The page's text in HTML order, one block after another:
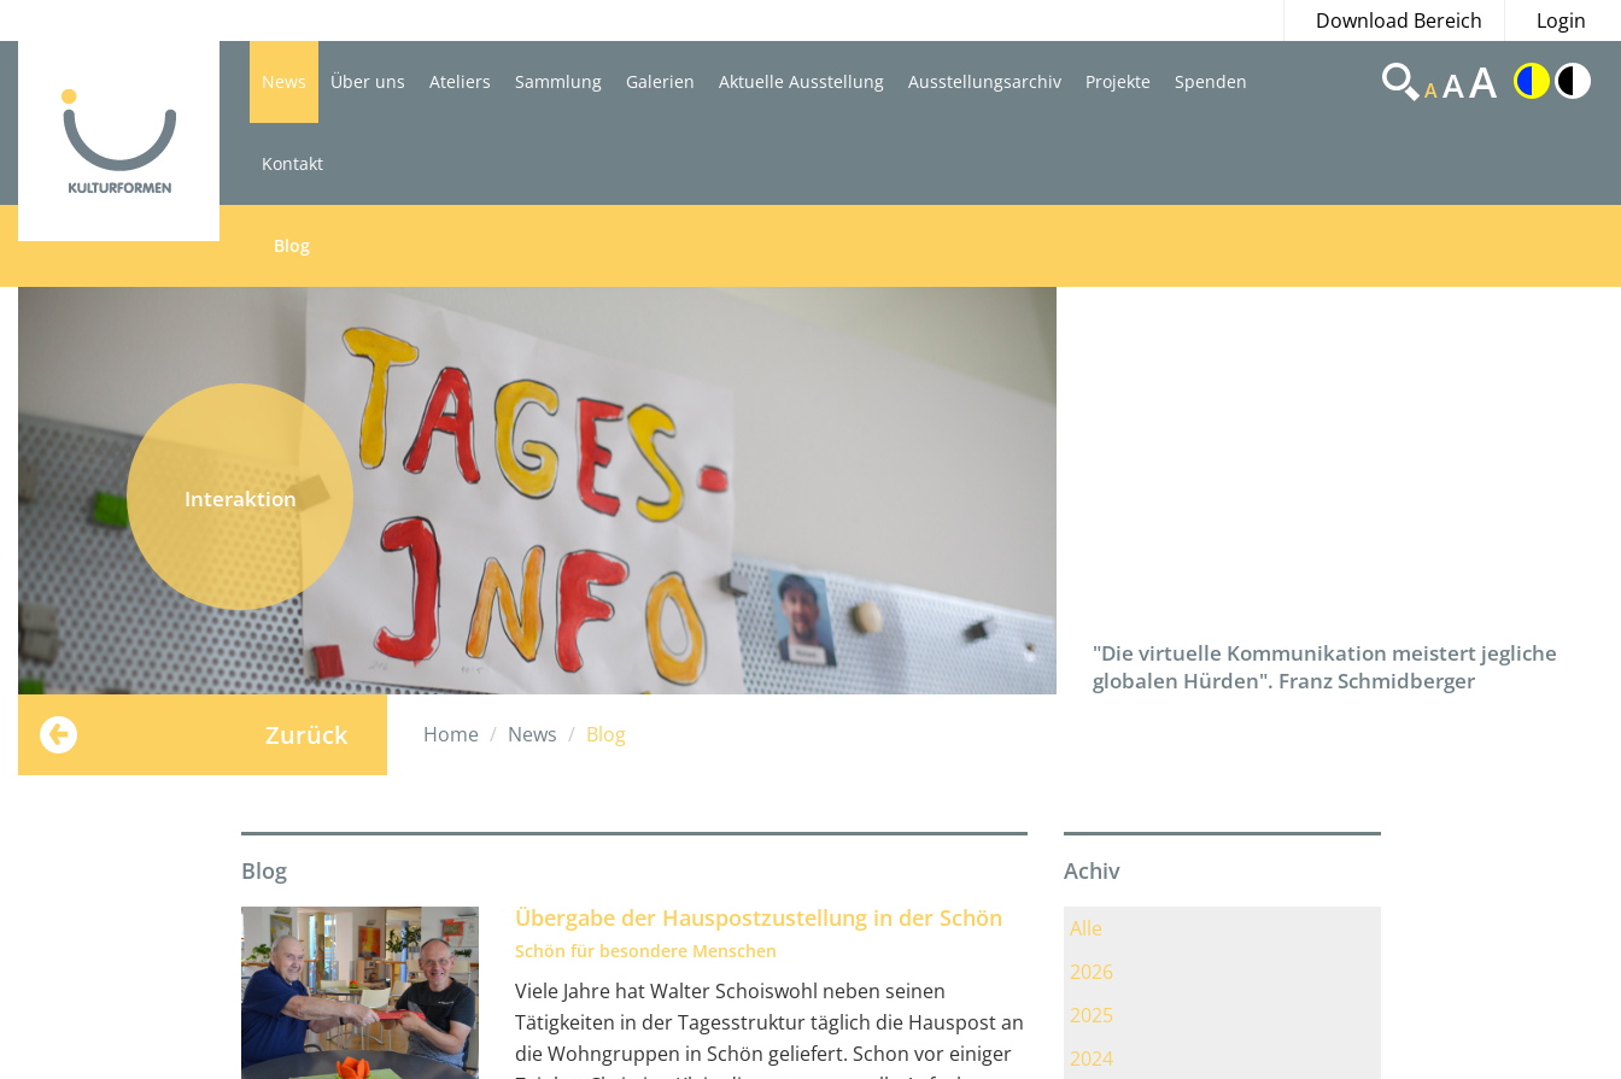
Download Bereich Login
News
Blog
Über uns Ateliers Sammlung Galerien Aktuelle Ausstellung Ausstellungsarchiv Projekte Spenden
Kontakt
AAA
Interaktion
"Die virtuelle Kommunikation meistert jegliche
globalen Hürden". Franz Schmidberger
Zurück Home News Blog
Achiv
Alle
2026
2025
2024
Blog
Übergabe der Hauspostzustellung in der Schön
Schön für besondere Menschen
Viele Jahre hat Walter Schoiswohl neben seinen
Tätigkeiten in der Tagesstruktur täglich die Hauspost an
die Wohngruppen in Schön geliefert. Schon vor einiger